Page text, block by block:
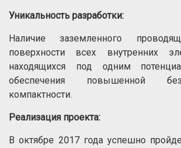
Уникальность разработки:
Наличие заземленного
поверхности всех внутренних
находящихся под одним
обеспечения повышенной
компактности.
Реализация проекта:
В октябре 2017 года успешно